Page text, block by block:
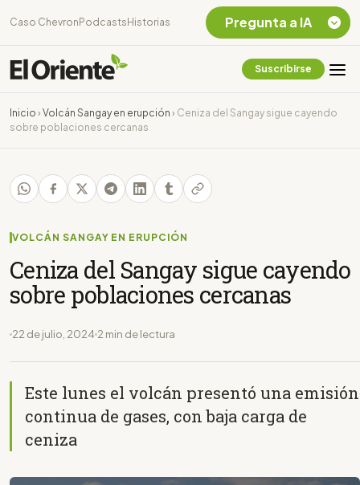
Caso Chevron Podcasts Historias
Suscribirse
Inicio › Volcán Sangay en erupción › Ceniza del Sangay sigue cayendo
sobre poblaciones cercanas
VOLCÁN SANGAY EN ERUPCIÓN
Ceniza del Sangay sigue cayendo
sobre poblaciones cercanas
22 de julio, 2024 2 min de lectura
Este lunes el volcán presentó una emisión
continua de gases, con baja carga de
ceniza
Pregunta a IA
Chevron Ecuador